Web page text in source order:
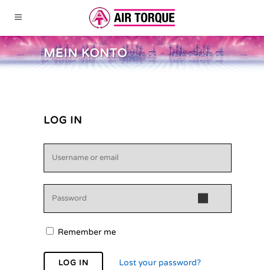
MEIN KONTO
LOG IN
Remember me
Lost your password?